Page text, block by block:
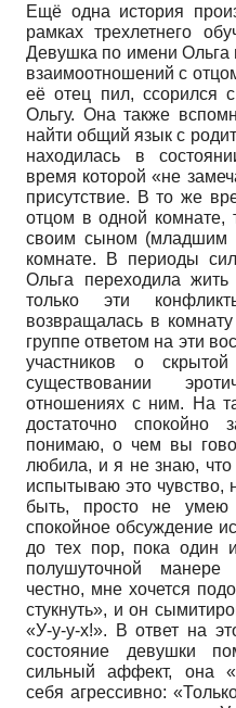
Ещё одна история
рамках трехлетнего
Девушка по имени Ольга
взаимоотношений с
её отец пил, ссорился
Ольгу. Она также
найти общий язык с
находилась в
время которой «не
присутствие. В то же
отцом в одной комнате,
своим сыном (младшим
комнате. В периоды
Ольга переходила
только эти
возвращалась в
группе ответом на эти
участников о
существовании
отношениях с ним. На
достаточно
понимаю, о чем вы
любила, и я не знаю,
испытываю это чувство,
быть, просто не умею
спокойное обсуждение
до тех пор, пока один
полушуточной
честно, мне хочется
стукнуть», и он
«У-у-у-х!». В ответ на
состояние девушки
сильный аффект, она
себя агрессивно: